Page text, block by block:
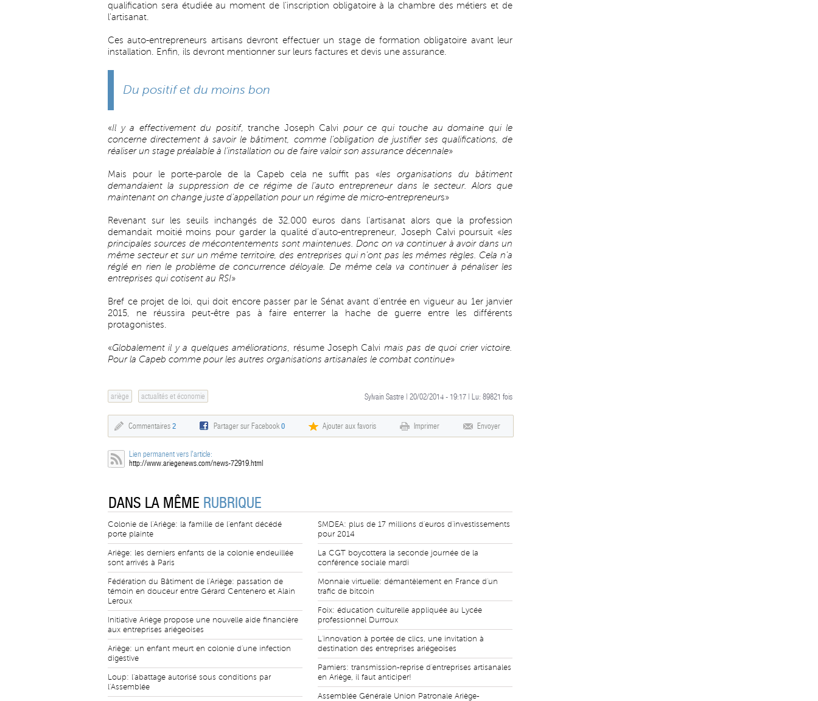
qualification sera étudiée au moment de l'inscription obligatoire à la chambre des métiers et de
l'artisanat.
Ces auto-entrepreneurs artisans devront effectuer un stage de formation obligatoire avant leur
installation. Enfin, ils devront mentionner sur leurs factures et devis une assurance.
Du positif et du moins bon
«Il y a effectivement du positif, tranche Joseph Calvi pour ce qui touche au domaine qui le
concerne directement à savoir le bâtiment, comme l’obligation de justifier ses qualifications, de
réaliser un stage préalable à l’installation ou de faire valoir son assurance décennale»
Mais pour le porte-parole de la Capeb cela ne suffit pas «les organisations du bâtiment
demandaient la suppression de ce régime de l’auto entrepreneur dans le secteur. Alors que
maintenant on change juste d’appellation pour un régime de micro-entrepreneurs»
Revenant sur les seuils inchangés de 32.000 euros dans l’artisanat alors que la profession
demandait moitié moins pour garder la qualité d’auto-entrepreneur, Joseph Calvi poursuit «les
principales sources de mécontentements sont maintenues. Donc on va continuer à avoir dans un
même secteur et sur un même territoire, des entreprises qui n’ont pas les mêmes règles. Cela n’a
réglé en rien le problème de concurrence déloyale. De même cela va continuer à pénaliser les
entreprises qui cotisent au RSI»
Bref ce projet de loi, qui doit encore passer par le Sénat avant d’entrée en vigueur au 1er janvier
2015, ne réussira peut-être pas à faire enterrer la hache de guerre entre les différents
protagonistes.
«Globalement il y a quelques améliorations , résume Joseph Calvi mais pas de quoi crier victoire.
Pour la Capeb comme pour les autres organisations artisanales le combat continue»
ariège actualités et économie Sylvain Sastre | 20/02/2014 - 19:17 | Lu: 89821 fois
Commentaires 2 Partager sur Facebook0 Ajouter aux favoris Imprimer Envoyer
Lien permanent vers l'article:
http://www.ariegenews.com/news-72919.html
DANS LA MÊME RUBRIQUE
Colonie de l'Ariège: la famille de l'enfant décédé
porte plainte
Ariège: les derniers enfants de la colonie endeuillée
sont arrivés à Paris
Fédération du Bâtiment de l'Ariège: passation de
témoin en douceur entre Gérard Centenero et Alain
Leroux
Initiative Ariège propose une nouvelle aide financière
aux entreprises ariégeoises
Ariège: un enfant meurt en colonie d'une infection
digestive
Loup: l'abattage autorisé sous conditions par
l'Assemblée
SMDEA: plus de 17 millions d'euros d'investissements
pour 2014
La CGT boycottera la seconde journée de la
conférence sociale mardi
Monnaie virtuelle: démantèlement en France d'un
trafic de bitcoin
Foix: éducation culturelle appliquée au Lycée
professionnel Durroux
L'innovation à portée de clics, une invitation à
destination des entreprises ariégeoises
Pamiers: transmission-reprise d'entreprises artisanales
en Ariège, il faut anticiper!
Assemblée Générale Union Patronale Ariège-